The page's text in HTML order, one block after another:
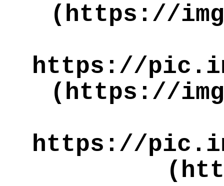
(https://
https://pic.in.th/
(https://
https://pic.in.th/